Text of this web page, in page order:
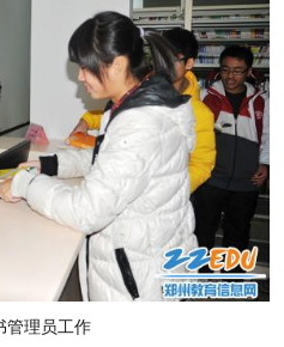
管理员工作